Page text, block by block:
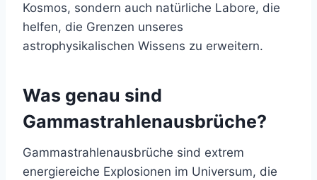
Kosmos, sondern auch natürliche Labore, die
helfen, die Grenzen unseres
astrophysikalischen Wissens zu erweitern.
Was genau sind
Gammastrahlenausbrüche?
Gammastrahlenausbrüche sind extrem
energiereiche Explosionen im Universum, die